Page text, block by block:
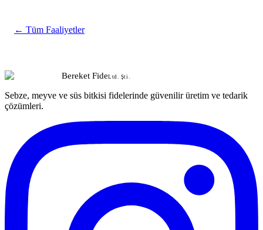
← Tüm Faaliyetler
Bereket FideLtd. Şti.
Sebze, meyve ve süs bitkisi fidelerinde güvenilir üretim ve tedarik
çözümleri.